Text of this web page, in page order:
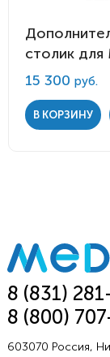
столик для
15 300 руб.
В КОРЗИНУ
8 (831)
8 (800)
603070 Россия,